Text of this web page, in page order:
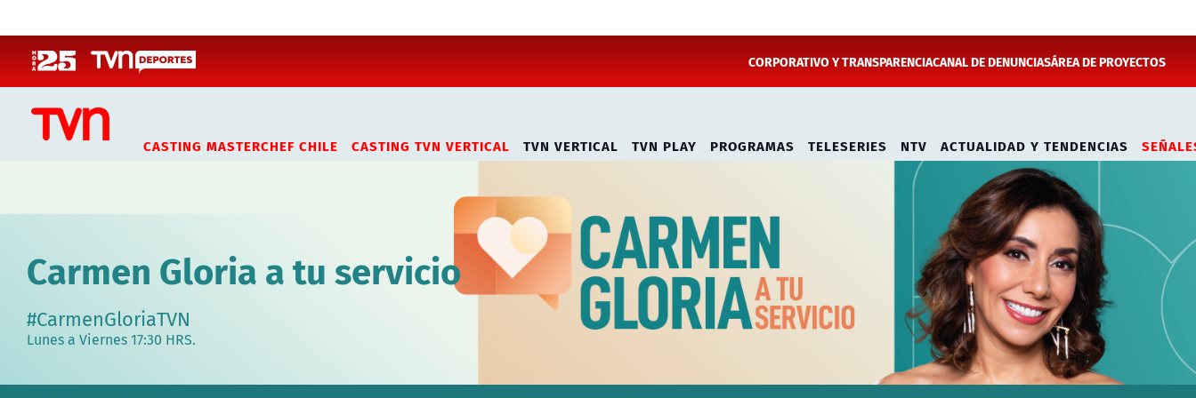
CORPORATIVO Y TRANSPARENCIACANAL DE DENUNCIASÁREA DE PROYECTOS
CASTING MASTERCHEF CHILE CASTING TVN VERTICAL TVN VERTICAL TVN PLAY PROGRAMAS TELESERIES NTV ACTUALIDAD Y TENDENCIAS
Carmen Gloria a tu servicio
#CarmenGloriaTVN
Lunes a Viernes 17:30 HRS.